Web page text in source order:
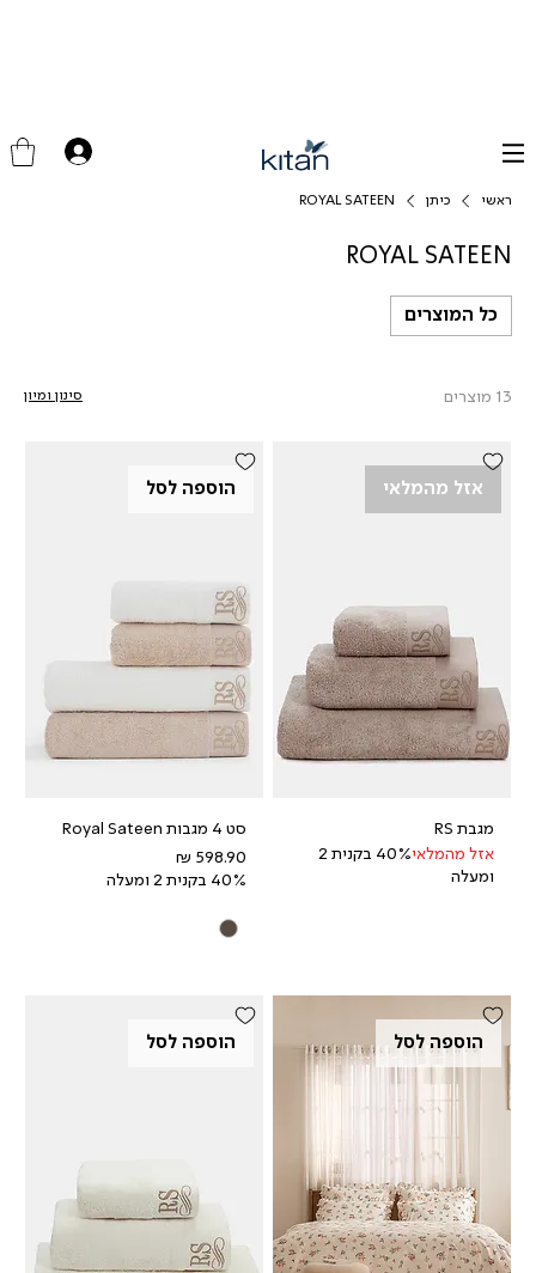
ראשי כיתן ROYAL SATEEN
ROYAL SATEEN
כל המוצרים
13 מוצרים סינון ומיון
אזל מהמלאי
מגבת RS
אזל מהמלאי
40% בקנית 2
ומעלה
הוספה לסל
סט 4 מגבות Royal Sateen
מחיר
40% בקנית 2 ומעלה
הוספה לסל הוספה לסל